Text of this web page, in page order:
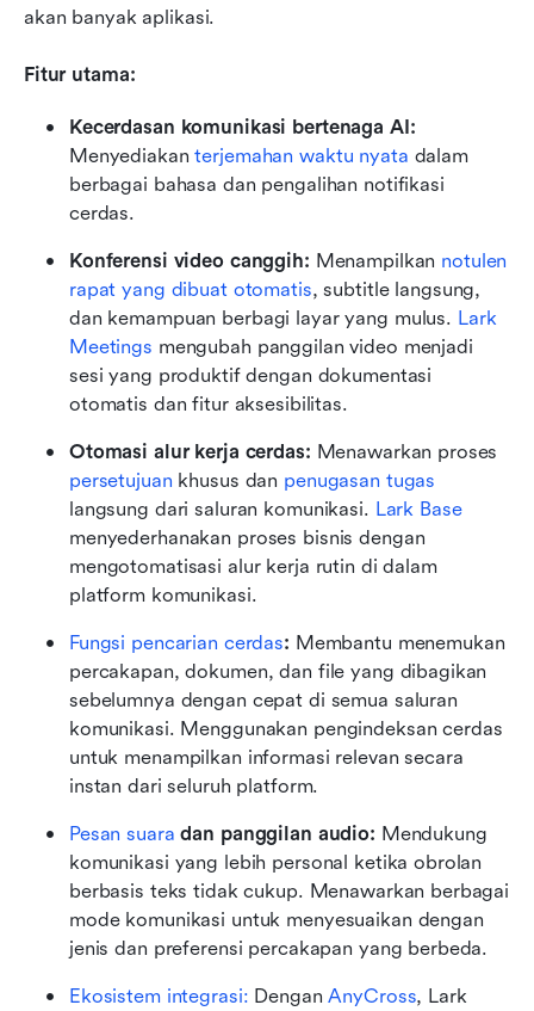
akan banyak aplikasi.
Fitur utama:
Kecerdasan komunikasi bertenaga AI:
Menyediakan terjemahan waktu nyata dalam
berbagai bahasa dan pengalihan notifikasi
cerdas.
Konferensi video canggih: Menampilkan notulen
rapat yang dibuat otomatis, subtitle langsung,
dan kemampuan berbagi layar yang mulus. Lark
Meetings mengubah panggilan video menjadi
sesi yang produktif dengan dokumentasi
otomatis dan fitur aksesibilitas.
Otomasi alur kerja cerdas:
persetujuan khusus dan penugasan tugas
langsung dari saluran komunikasi. Lark Base
menyederhanakan proses bisnis dengan
mengotomatisasi alur kerja rutin di dalam
platform komunikasi.
Fungsi pencarian cerdas: Membantu menemukan
percakapan, dokumen, dan file yang dibagikan
sebelumnya dengan cepat di semua saluran
komunikasi. Menggunakan pengindeksan cerdas
untuk menampilkan informasi relevan secara
instan dari seluruh platform.
Pesan suara dan panggilan audio: Mendukung
komunikasi yang lebih personal ketika obrolan
berbasis teks tidak cukup. Menawarkan berbagai
mode komunikasi untuk menyesuaikan dengan
jenis dan preferensi percakapan yang berbeda.
Ekosistem integrasi: Dengan AnyCross, Lark